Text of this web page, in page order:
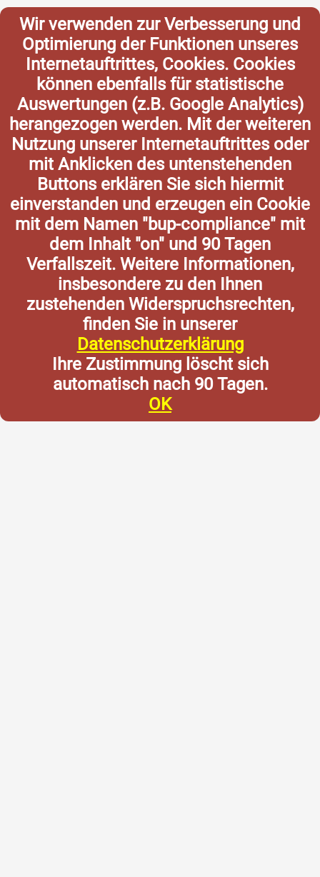
Wir verwenden zur Verbesserung und
Optimierung der Funktionen unseres
Internetauftrittes, Cookies. Cookies
können ebenfalls für statistische
Auswertungen (z.B. Google Analytics)
herangezogen werden. Mit der weiteren
Nutzung unserer Internetauftrittes oder
mit Anklicken des untenstehenden
Buttons erklären Sie sich hiermit
einverstanden und erzeugen ein Cookie
mit dem Namen "bup-compliance" mit
dem Inhalt "on" und 90 Tagen
Verfallszeit. Weitere Informationen,
insbesondere zu den Ihnen
zustehenden Widerspruchsrechten,
finden Sie in unserer
Datenschutzerklärung
Ihre Zustimmung löscht sich
automatisch nach 90 Tagen.
OK